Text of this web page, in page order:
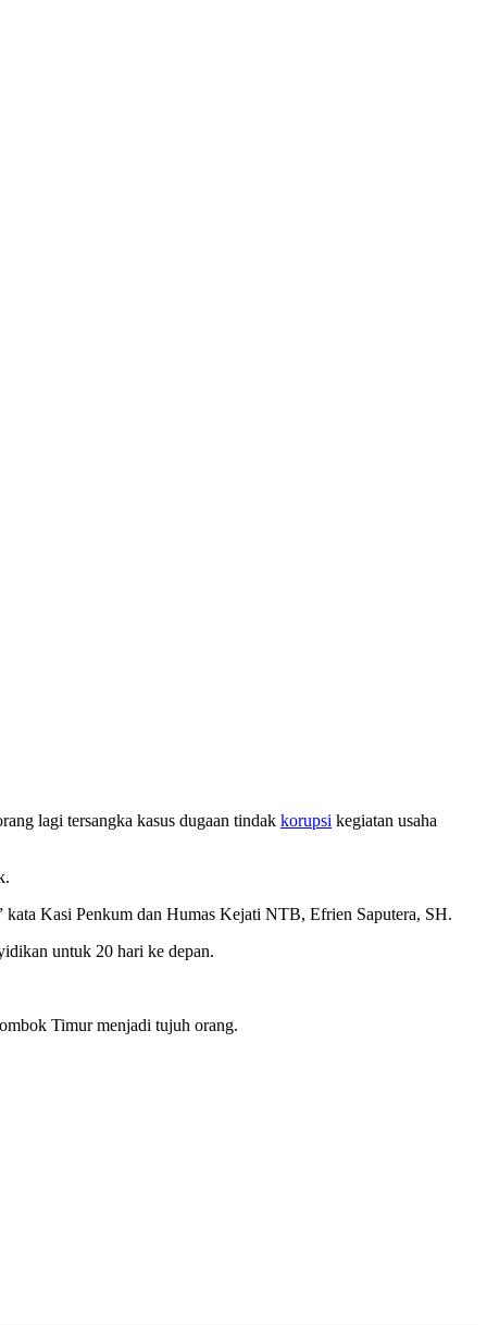
lagi tersangka kasus dugaan tindak korupsi kegiatan usaha
Kasi Penkum dan Humas Kejati NTB, Efrien Saputera, SH.
untuk 20 hari ke depan.
Timur menjadi tujuh orang.